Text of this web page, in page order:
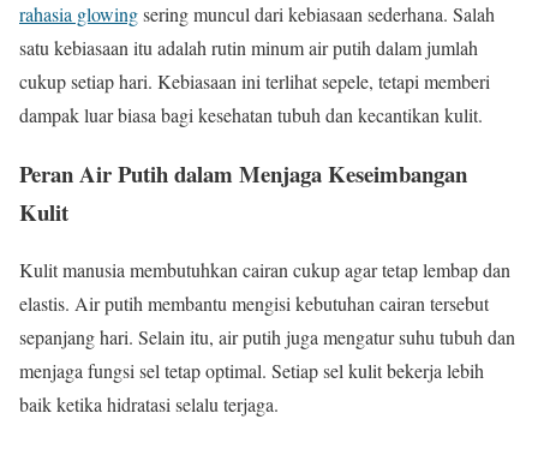
rahasia glowingsering muncul dari kebiasaan sederhana. Salah
satu kebiasaan itu adalah rutin minum air putih dalam jumlah
cukup setiap hari. Kebiasaan ini terlihat sepele, tetapi memberi
dampak luar biasa bagi kesehatan tubuh dan kecantikan kulit.
Peran Air Putih dalam Menjaga Keseimbangan
Kulit
Kulit manusia membutuhkan cairan cukup agar tetap lembap dan
elastis. Air putih membantu mengisi kebutuhan cairan tersebut
sepanjang hari. Selain itu, air putih juga mengatur suhu tubuh dan
menjaga fungsi sel tetap optimal. Setiap sel kulit bekerja lebih
baik ketika hidratasi selalu terjaga.